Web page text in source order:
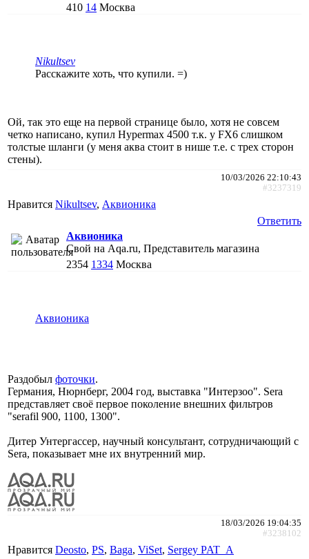
410 14 Москва
Nikultsev
Расскажите хоть, что купили. =)
Ой, так это еще на первой странице было, хотя не совсем
четко написано, купил Hypermax 4500 т.к. у FX6 слишком
толстые шланги (у меня аква стоит в нише т.е. с трех сторон
стены).
10/03/2026 22:10:43
#3237319
Нравится Nikultsev, Аквионика
Ответить
Аквионика
Свой на Aqa.ru, Представитель магазина
2354 1334 Москва
Аквионика
Раздобыл фоточки.
Германия, Нюрнберг, 2004 год, выставка "Интерзоо". Sera
представляет своё первое поколение внешних фильтров
"serafil 900, 1100, 1300".
Дитер Унтергассер, научный консультант, сотрудничающий с
Sera, показывает мне их внутренний мир.
18/03/2026 19:04:35
#3238102
Нравится Deosto, PS, Baga, ViSet, Sergey PAT_A